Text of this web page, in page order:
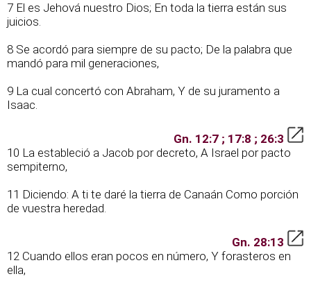
7 El es Jehová nuestro Dios; En toda la tierra están sus
juicios.
8 Se acordó para siempre de su pacto; De la palabra que
mandó para mil generaciones,
9 La cual concertó con Abraham, Y de su juramento a
Isaac.
Gn. 12:7 ; 17:8 ; 26:3
10 La estableció a Jacob por decreto, A Israel por pacto
sempiterno,
11 Diciendo: A ti te daré la tierra de Canaán Como porción
de vuestra heredad.
Gn. 28:13
12 Cuando ellos eran pocos en número, Y forasteros en
ella,